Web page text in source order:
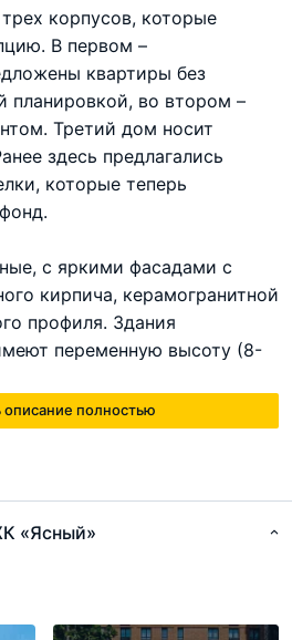
корпусов, которые
В первом –
квартиры без
планировкой, во втором –
Третий дом носит
здесь предлагались
которые теперь
с яркими фасадами с
кирпича, керамогранитной
профиля. Здания
переменную высоту (8-
фасады,
установки
описание полностью
«Ясный»